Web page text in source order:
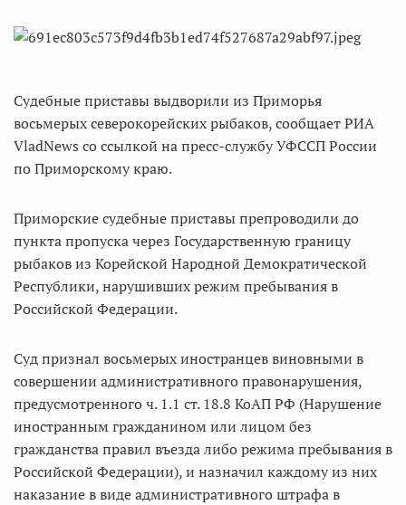
Cудебные приставы выдворили из Приморья
восьмерых северокорейских рыбаков, сообщает РИА
VladNews со ссылкой на пресс-службу УФССП России
по Приморскому краю.
Приморские судебные приставы препроводили до
пункта пропуска через Государственную границу
рыбаков из Корейской Народной Демократической
Республики, нарушивших режим пребывания в
Российской Федерации.
Суд признал восьмерых иностранцев виновными в
совершении административного правонарушения,
предусмотренного ч. 1.1 ст. 18.8 КоАП РФ (Нарушение
иностранным гражданином или лицом без
гражданства правил въезда либо режима пребывания в
Российской Федерации), и назначил каждому из них
наказание в виде административного штрафа в